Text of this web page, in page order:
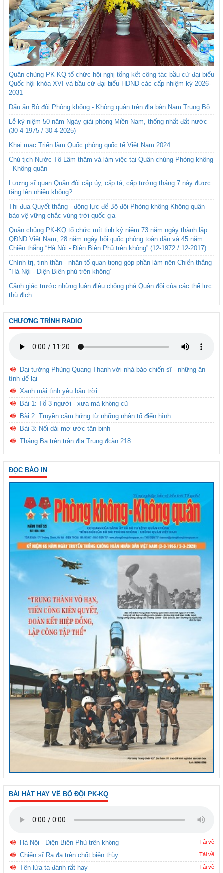
Quân chủng PK-KQ tổ chức hội nghị tổng kết công tác bầu cử đại biểu
Quốc hội khóa XVI và bầu cử đại biểu HĐND các cấp nhiệm kỳ 2026-
2031
Dấu ấn Bộ đội Phòng không - Không quân trên địa bàn Nam Trung Bộ
Lễ kỷ niệm 50 năm Ngày giải phóng Miền Nam, thống nhất đất nước
(30-4-1975 / 30-4-2025)
Khai mạc Triển lãm Quốc phòng quốc tế Việt Nam 2024
Chủ tịch Nước Tô Lâm thăm và làm việc tại Quân chủng Phòng không
- Không quân
Lương sĩ quan Quân đội cấp úy, cấp tá, cấp tướng tháng 7 này được
tăng lên nhiều không?
Thi đua Quyết thắng - động lực để Bộ đội Phòng không-Không quân
bảo vệ vững chắc vùng trời quốc gia
Quân chủng PK-KQ tổ chức mít tinh kỷ niệm 73 năm ngày thành lập
QĐND Việt Nam, 28 năm ngày hội quốc phòng toàn dân và 45 năm
Chiến thắng “Hà Nội - Điện Biên Phủ trên không” (12-1972 / 12-2017)
Chính trị, tinh thần - nhân tố quan trọng góp phần làm nên Chiến thắng
"Hà Nội - Điện Biên phủ trên không"
Cảnh giác trước những luận điệu chống phá Quân đội của các thế lực
thù địch
CHƯƠNG TRÌNH RADIO
Đại tướng Phùng Quang Thanh với nhà báo chiến sĩ - những ân
tình để lại
Xanh mãi tình yêu bầu trời
Bài 1: Tổ 3 người - xưa mà không cũ
Bài 2: Truyền cảm hứng từ những nhân tố điển hình
Bài 3: Nối dài mơ ước tân binh
Tháng Ba trên trận địa Trung đoàn 218
ĐỌC BÁO IN
BÀI HÁT HAY VỀ BỘ ĐỘI PK-KQ
Hà Nội - Điện Biên Phủ trên không Tải về
Chiến sĩ Ra đa trên chốt biên thùy Tải về
Tên lửa ta đánh rất hay Tải về